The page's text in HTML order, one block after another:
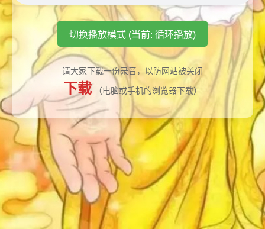
切换播放模式 (当前: 循环播放)
请大家下载一份录音，以防网站被关闭
下载 （电脑或手机的浏览器下载）